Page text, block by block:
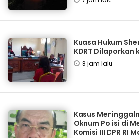
Kuasa Hukum
KDRT Dilaporkan
8 jam lalu
Kasus
Oknum Polisi di
Komisi III DPR RI